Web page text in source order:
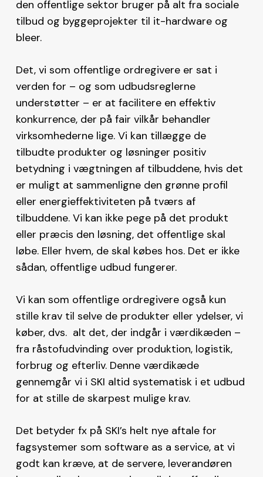
den offentlige sektor bruger på alt fra sociale
tilbud og byggeprojekter til it-hardware og
bleer.
Det, vi som offentlige ordregivere er sat i
verden for – og som udbudsreglerne
understøtter – er at facilitere en effektiv
konkurrence, der på fair vilkår behandler
virksomhederne lige. Vi kan tillægge de
tilbudte produkter og løsninger positiv
betydning i vægtningen af tilbuddene, hvis det
er muligt at sammenligne den grønne profil
eller energieffektiviteten på tværs af
tilbuddene. Vi kan ikke pege på det produkt
eller præcis den løsning, det offentlige skal
løbe. Eller hvem, de skal købes hos. Det er ikke
sådan, offentlige udbud fungerer.
Vi kan som offentlige ordregivere også kun
stille krav til selve de produkter eller ydelser, vi
køber, dvs. alt det, der indgår i værdikæden –
fra råstofudvinding over produktion, logistik,
forbrug og efterliv. Denne værdikæde
gennemgår vi i SKI altid systematisk i et udbud
for at stille de skarpest mulige krav.
Det betyder fx på SKI’s helt nye aftale for
fagsystemer som software as a service, at vi
godt kan kræve, at de servere, leverandøren